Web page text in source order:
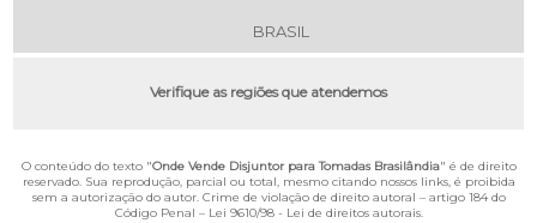
BRASIL
Verifique as regiões que atendemos
O conteúdo do texto "Onde Vende Disjuntor para Tomadas Brasilândia" é de direito
reservado. Sua reprodução, parcial ou total, mesmo citando nossos links, é proibida
sem a autorização do autor. Crime de violação de direito autoral – artigo 184 do
Código Penal – Lei 9610/98 - Lei de direitos autorais.